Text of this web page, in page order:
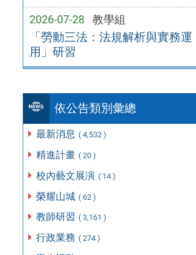
2026-07-28 教學組
「勞動三法：法規解析與實務運
用」研習
依公告類別彙總
最新消息 ( 4,532 )
精進計畫 ( 20 )
校內藝文展演 ( 14 )
榮耀山城 ( 62 )
教師研習 ( 3,161 )
行政業務 ( 274 )